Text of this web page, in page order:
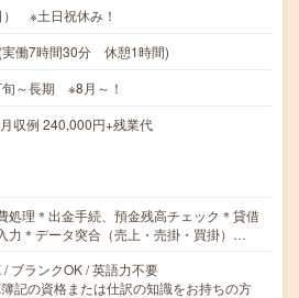
） ※土日祝休み！
働7時間30分 休憩1時間)
～長期 ※8月～！
収例 240,000円+残業代
処理＊出金手続、預金残高チェック＊貸借
力＊データ突合（売上・売掛・買掛）…
ブランクOK / 英語力不要
記の資格または仕訳の知識をお持ちの方